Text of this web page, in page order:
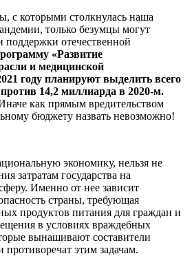
с которыми столкнулась наша
только безумцы могут
поддержки отечественной
«Развитие
и медицинской
году планируют выделить всего
14,2 миллиарда в 2020-м.
как прямым вредительством
бюджету назвать невозможно!
экономику, нельзя не
затратам государства на
Именно от нее зависит
страны, требующая
продуктов питания для граждан и
в условиях враждебных
вынашивают составители
противоречат этим задачам.